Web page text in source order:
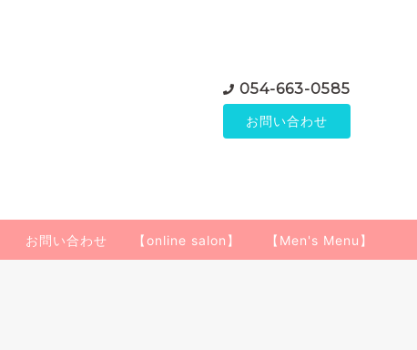
054-663-0585
お問い合わせ
お問い合わせ 【online salon】 【Men's Menu】